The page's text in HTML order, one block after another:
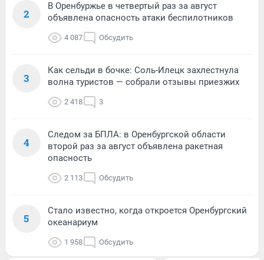
2
В Оренбуржье в четвертый раз за август
объявлена опасность атаки беспилотников
4 087 Обсудить
3
Как сельди в бочке: Соль-Илецк захлестнула
волна туристов — собрали отзывы приезжих
2 418 3
4
Следом за БПЛА: в Оренбургской области
второй раз за август объявлена ракетная
опасность
2 113 Обсудить
5
Стало известно, когда откроется Оренбургский
океанариум
1 958 Обсудить